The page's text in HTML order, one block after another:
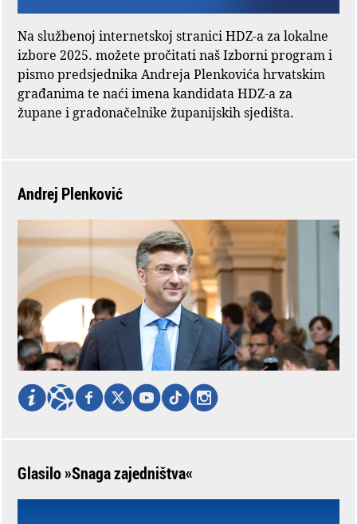
Na službenoj internetskoj stranici HDZ-a za lokalne
izbore 2025. možete pročitati naš Izborni program i
pismo predsjednika Andreja Plenkovića hrvatskim
građanima te naći imena kandidata HDZ-a za
župane i gradonačelnike županijskih sjedišta.
Andrej Plenković
Glasilo »Snaga zajedništva«